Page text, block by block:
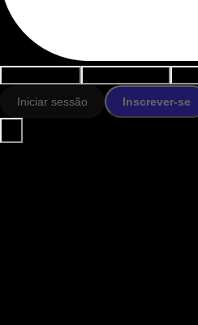
Iniciar sessão Inscrever-se